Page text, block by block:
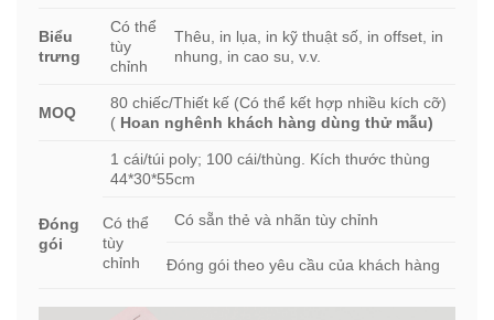
Biểu
trưng
Có thể
tùy
chỉnh
Thêu, in lụa, in kỹ thuật số, in offset, in
nhung, in cao su, v.v.
MOQ
80 chiếc/Thiết kế (Có thể kết hợp nhiều kích cỡ)
( Hoan nghênh khách hàng dùng thử mẫu)
Đóng
gói
1 cái/túi poly; 100 cái/thùng. Kích thước thùng
44*30*55cm
Có thể
tùy
chỉnh
Có sẵn thẻ và nhãn tùy chỉnh
Đóng gói theo yêu cầu của khách hàng